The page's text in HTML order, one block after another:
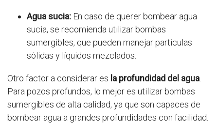
Agua sucia: En caso de querer bombear agua
sucia, se recomienda utilizar bombas
sumergibles, que pueden manejar partículas
sólidas y líquidos mezclados.
Otro factor a considerar es la profundidad del agua
Para pozos profundos, lo mejor es utilizar bombas
sumergibles de alta calidad, ya que son capaces de
bombear agua a grandes profundidades con facilidad.